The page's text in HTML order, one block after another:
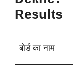
Results
बोर्ड का नाम